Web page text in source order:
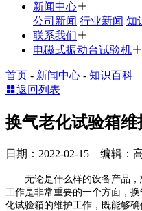
新闻中心
公司新闻 行业新闻 知
联系我们
电磁式振动台试验机
首页 - 新闻中心 - 知识百科
返回列表
换气老化试验箱维
日期：2022-02-15 编辑：
无论是什么样的设备产品，
工作是非常重要的一个方面，
化试验箱的维护工作，既能够